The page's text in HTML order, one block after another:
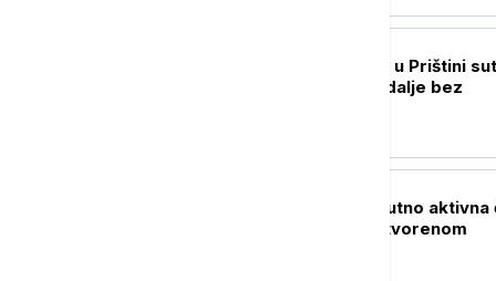
Nastavak sednice u Prištini
Rok ističe, Kurti i dalje bez
MUP: U Srbiji trenutno
veća požara na otvorenom